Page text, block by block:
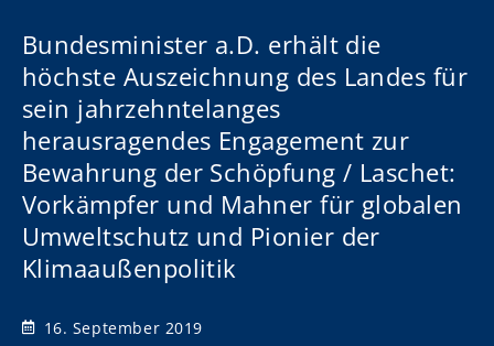
Bundesminister a.D. erhält die
höchste Auszeichnung des Landes für
sein jahrzehntelanges
herausragendes Engagement zur
Bewahrung der Schöpfung / Laschet:
Vorkämpfer und Mahner für globalen
Umweltschutz und Pionier der
Klimaaußenpolitik
16. September 2019